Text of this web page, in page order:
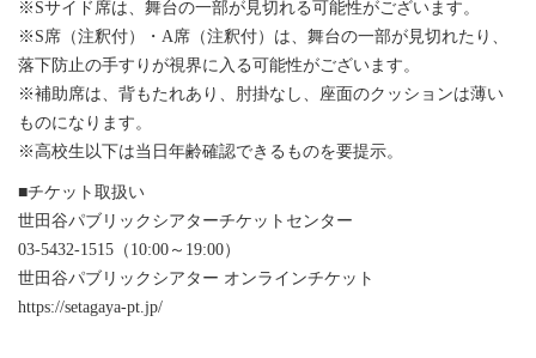
※Sサイド席は、舞台の一部が見切れる可能性がございます。
※S席（注釈付）・A席（注釈付）は、舞台の一部が見切れたり、
落下防止の手すりが視界に入る可能性がございます。
※補助席は、背もたれあり、肘掛なし、座面のクッションは薄い
ものになります。
※高校生以下は当日年齢確認できるものを要提示。
■チケット取扱い
世田谷パブリックシアターチケットセンター
03-5432-1515（10:00～19:00）
世田谷パブリックシアター オンラインチケット
https://setagaya-pt.jp/